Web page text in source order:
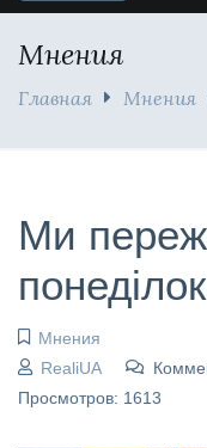
Мнения
Главная Мнения
Ми
понеділок
Мнения
RealiUA
Просмотров: 1613